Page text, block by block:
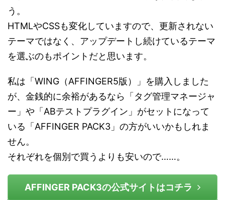
う。
HTMLやCSSも変化していますので、更新されない
テーマではなく、アップデートし続けているテーマ
を選ぶのもポイントだと思います。
私は「WING（AFFINGER5版）」を購入しました
が、金銭的に余裕があるなら「タグ管理マネージャ
ー」や「ABテストプラグイン」がセットになって
いる「AFFINGER PACK3」の方がいいかもしれま
せん。
それぞれを個別で買うよりも安いので……。
AFFINGER PACK3の公式サイトはコチラ